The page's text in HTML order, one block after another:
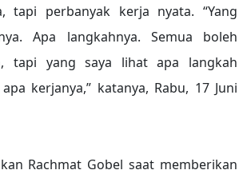
tapi perbanyak kerja nyata. “Yang
Apa langkahnya. Semua boleh
tapi yang saya lihat apa langkah
kerjanya,” katanya, Rabu, 17 Juni
Rachmat Gobel saat memberikan